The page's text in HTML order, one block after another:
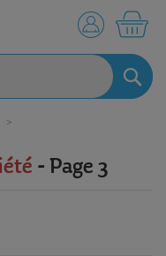
- Page 3